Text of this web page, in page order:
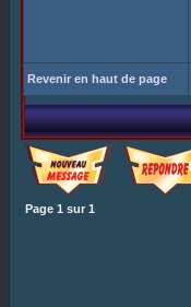
Revenir en haut de page
Page 1 sur 1